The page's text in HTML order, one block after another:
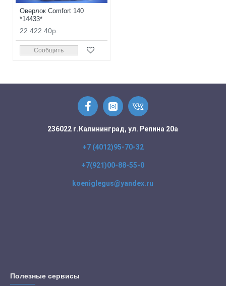
Оверлок Comfort 140
*14433*
22 422.40р.
Сообщить
236022 г.Калининград, ул. Репина 20а
+7 (4012)95-70-32
+7(921)00-88-55-0
koeniglegus@yandex.ru
Полезные сервисы